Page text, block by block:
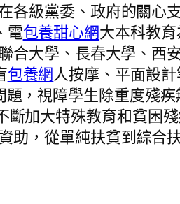
各級黨委、政府的關心
電包養甜心網大本科教
合大學、長春大學、西
包養網人按摩、平面設
題，視障學生除重度殘
斷加大特殊教育和貧困
，從單純扶貧到綜合